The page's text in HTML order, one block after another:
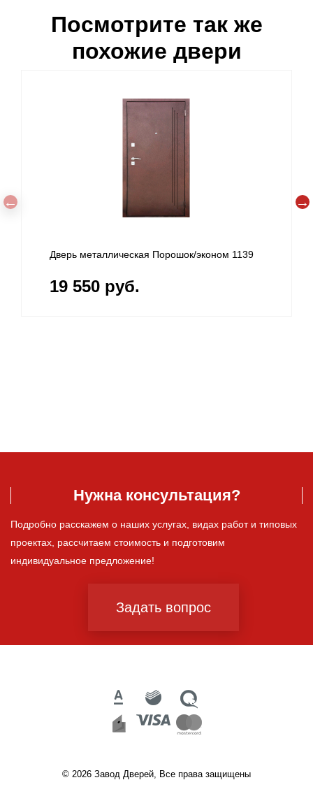
Посмотрите так же
похожие двери
Дверь металлическая Порошок/эконом 1139
19 550 руб.
Нужна консультация?
Подробно расскажем о наших услугах, видах работ и типовых
проектах, рассчитаем стоимость и подготовим
индивидуальное предложение!
Задать вопрос
© 2026 Завод Дверей, Все права защищены